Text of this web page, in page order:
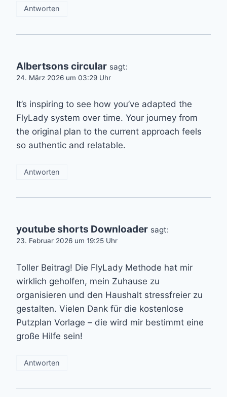
Antworten
Albertsons circular sagt:
24. März 2026 um 03:29 Uhr
It’s inspiring to see how you’ve adapted the
FlyLady system over time. Your journey from
the original plan to the current approach feels
so authentic and relatable.
Antworten
youtube shorts Downloader sagt:
23. Februar 2026 um 19:25 Uhr
Toller Beitrag! Die FlyLady Methode hat mir
wirklich geholfen, mein Zuhause zu
organisieren und den Haushalt stressfreier zu
gestalten. Vielen Dank für die kostenlose
Putzplan Vorlage – die wird mir bestimmt eine
große Hilfe sein!
Antworten